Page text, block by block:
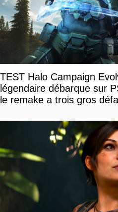
TEST Halo Campaign
légendaire débarque sur
le remake a trois gros